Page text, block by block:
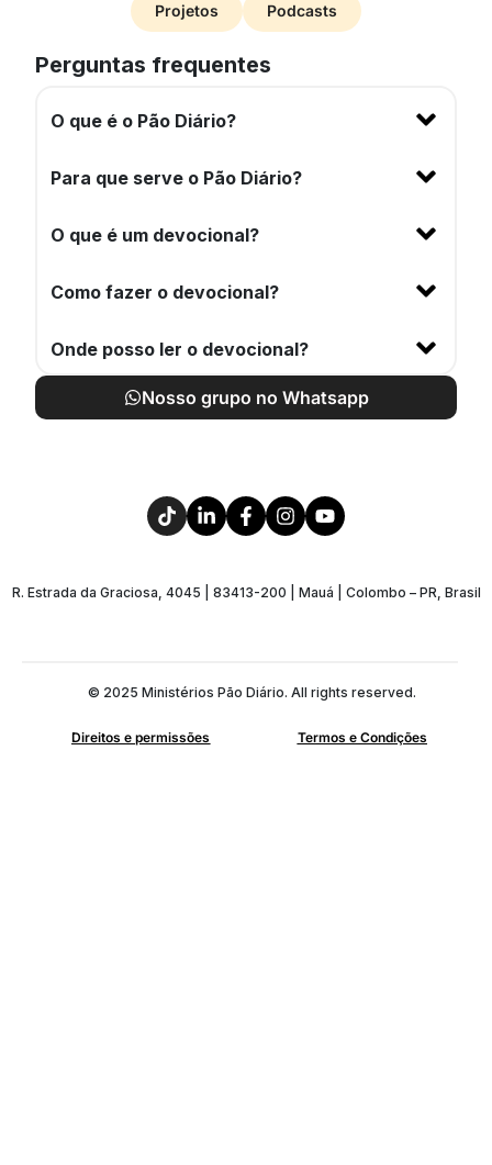
Projetos Podcasts
Perguntas frequentes
O que é o Pão Diário?
Para que serve o Pão Diário?
O que é um devocional?
Como fazer o devocional?
Onde posso ler o devocional?
Nosso grupo no Whatsapp
R. Estrada da Graciosa, 4045 | 83413-200 | Mauá | Colombo – PR, Brasil
© 2025 Ministérios Pão Diário. All rights reserved.
Direitos e permissões Termos e Condições